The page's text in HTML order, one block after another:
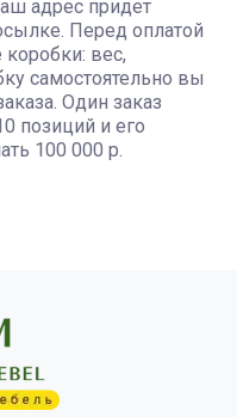
адрес придет
Перед оплатой
вес,
самостоятельно вы
Один заказ
позиций и его
100 000 р.